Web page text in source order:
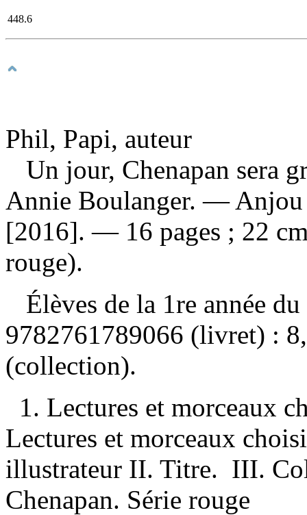
448.6
Phil, Papi, auteur
Un jour, Chenapan sera
Annie Boulanger. — Anjou
[2016]. — 16 pages ; 22
rouge).
Élèves de la 1re année
9782761789066 (livret) :
(collection).
1. Lectures et morceaux
Lectures et morceaux
illustrateur II. Titre. III.
Chenapan. Série rouge